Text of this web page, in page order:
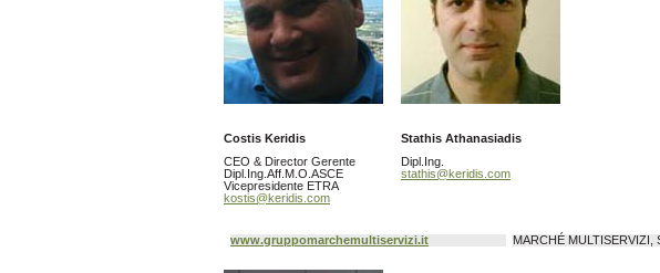
Costis Keridis
CEO & Director Gerente
Dipl.Ing.Aff.M.O.ASCE
Vicepresidente ETRA
kostis@keridis.com
Stathis Athanasiadis
Dipl.Ing.
stathis@keridis.com
www.gruppomarchemultiservizi.it MARCHÉ MULTISERVIZI,